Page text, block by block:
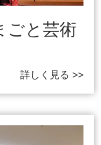
ごと芸術
詳しく見る >>